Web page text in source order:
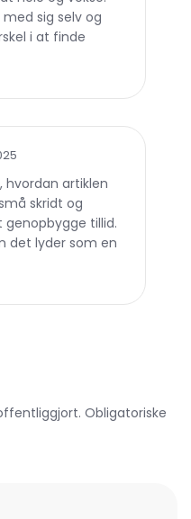
sig selv og
i at finde
artiklen
skridt og
tillid.
det lyder som en
Obligatoriske